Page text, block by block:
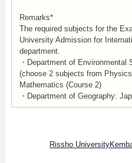
Remarks*
The required subjects for the
University Admission for
department.
・Department of
(choose 2 subjects from
Mathematics (Course 2)
・Department of Geography:
Rissho